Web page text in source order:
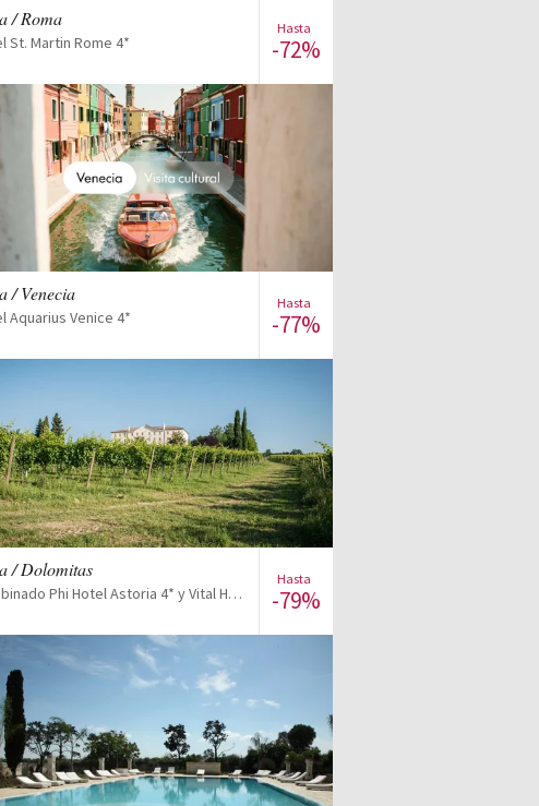
/ Roma
St. Martin Rome 4*
Hasta
-72%
Ver la venta
/ Venecia
Aquarius Venice 4*
Hasta
-77%
Ver la venta
/ Dolomitas
Combinado Phi Hotel Astoria 4* y Vital Hotel Flora 4*
Hasta
-79%
Ver la venta